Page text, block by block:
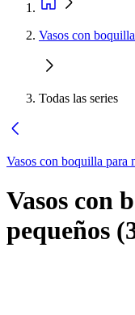
Vasos con
Todas las series
Vasos con boquilla para
Vasos con
pequeños (